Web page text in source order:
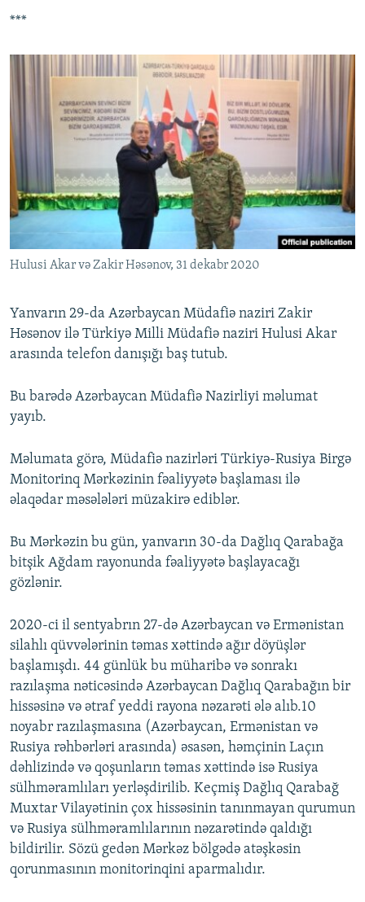
***
Hulusi Akar və Zakir Həsənov, 31 dekabr 2020
Yanvarın 29-da Azərbaycan Müdafiə naziri Zakir
Həsənov ilə Türkiyə Milli Müdafiə naziri Hulusi Akar
arasında telefon danışığı baş tutub.
Bu barədə Azərbaycan Müdafiə Nazirliyi məlumat
yayıb.
Məlumata görə, Müdafiə nazirləri Türkiyə-Rusiya Birgə
Monitorinq Mərkəzinin fəaliyyətə başlaması ilə
əlaqədar məsələləri müzakirə ediblər.
Bu Mərkəzin bu gün, yanvarın 30-da Dağlıq Qarabağa
bitşik Ağdam rayonunda fəaliyyətə başlayacağı
gözlənir.
2020-ci il sentyabrın 27-də Azərbaycan və Ermənistan
silahlı qüvvələrinin təmas xəttində ağır döyüşlər
başlamışdı. 44 günlük bu müharibə və sonrakı
razılaşma nəticəsində Azərbaycan Dağlıq Qarabağın bir
hissəsinə və ətraf yeddi rayona nəzarəti ələ alıb.10
noyabr razılaşmasına (Azərbaycan, Ermənistan və
Rusiya rəhbərləri arasında) əsasən, həmçinin Laçın
dəhlizində və qoşunların təmas xəttində isə Rusiya
sülhməramlıları yerləşdirilib. Keçmiş Dağlıq Qarabağ
Muxtar Vilayətinin çox hissəsinin tanınmayan qurumun
və Rusiya sülhməramlılarının nəzarətində qaldığı
bildirilir. Sözü gedən Mərkəz bölgədə atəşkəsin
qorunmasının monitorinqini aparmalıdır.